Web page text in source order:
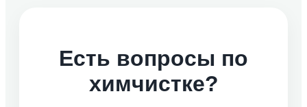
Есть вопросы по
химчистке?